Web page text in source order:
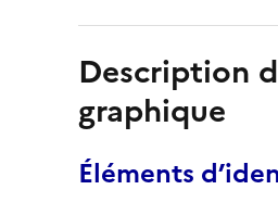
Description
graphique
Éléments